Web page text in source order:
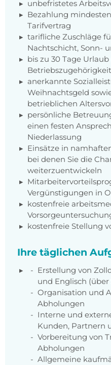
unbefristetes
Bezahlung
Tarifvertrag
tarifliche Zuschläge
Nachtschicht, Sonn-
bis zu 30 Tage
anerkannte
Weihnachtsgeld
betrieblichen
persönliche
einen festen
Niederlassung
Einsätze in
bei denen Sie die
weiterzuentwickeln
Vergünstigungen in
kostenfreie
kostenfreie Stellung
Ihre täglichen
Erstellung von
und Englisch (über
Organisation und
Abholungen
Interne und
Kunden, Partnern
Vorbereitung von
Abholungen
Allgemeine